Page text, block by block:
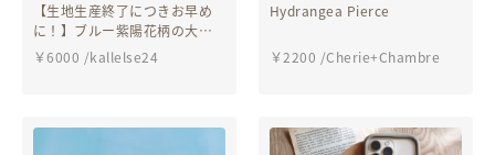
【生地生産終了につきお早め
に！】ブルー紫陽花柄の大人
可愛い大人気2WAYトート
￥6000 /kallelse24
Hydrangea Pierce
￥2200 /Cherie+Chambre